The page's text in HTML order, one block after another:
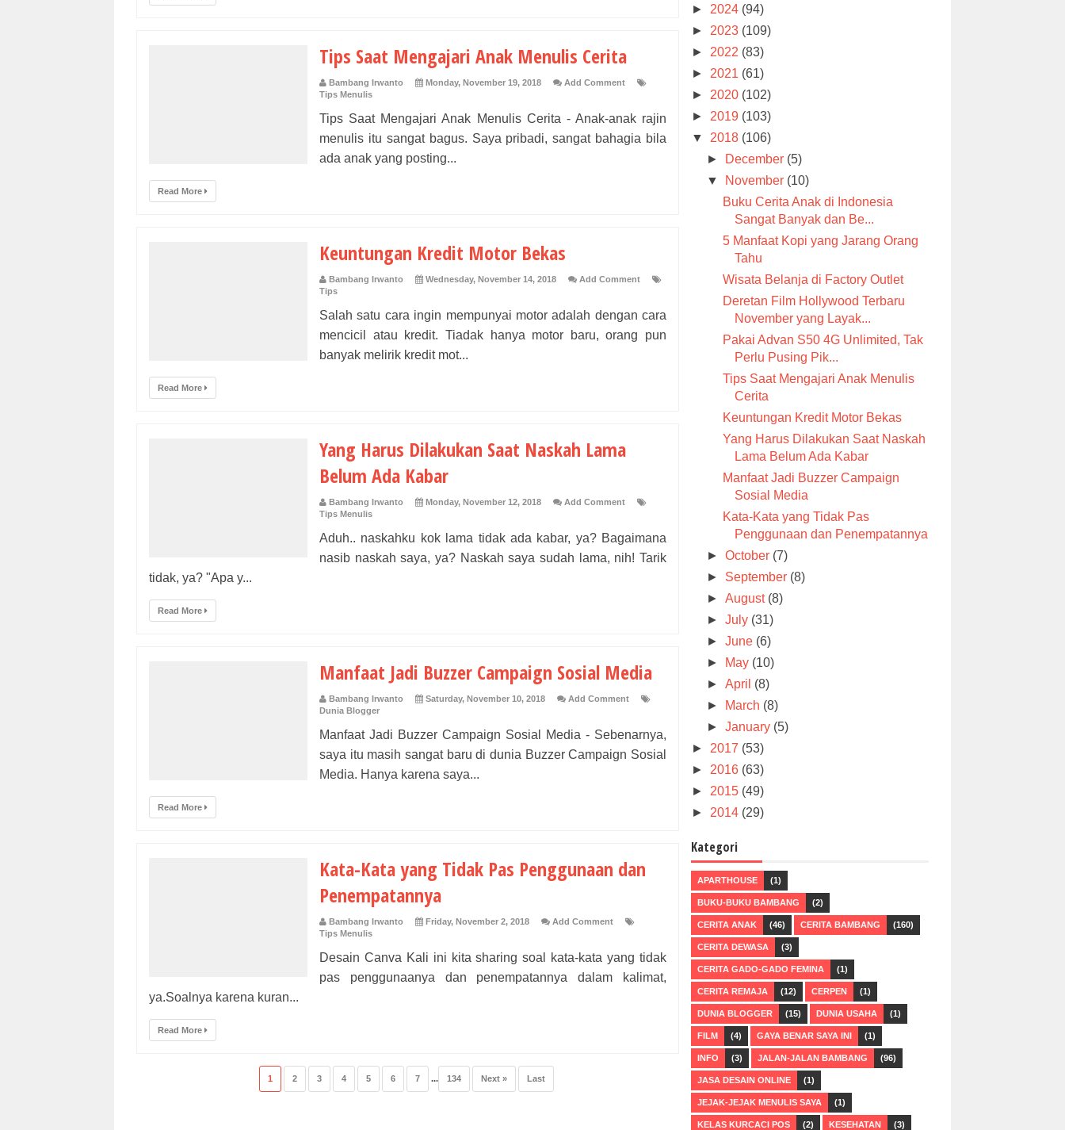
Tips Saat Mengajari Anak Menulis Cerita
Bambang Irwanto Monday, November 19, 2018
Add Comment
Tips Menulis
Tips Saat Mengajari Anak Menulis Cerita - Anak-anak rajin
menulis itu sangat bagus. Saya pribadi, sangat bahagia bila
ada anak yang posting...
Read More
Keuntungan Kredit Motor Bekas
Bambang Irwanto Wednesday, November 14, 2018
Add Comment
Tips
Salah satu cara ingin mempunyai motor adalah dengan cara
mencicil atau kredit. Tiadak hanya motor baru, orang pun
banyak melirik kredit mot...
Read More
Yang Harus Dilakukan Saat Naskah Lama
Belum Ada Kabar
Bambang Irwanto Monday, November 12, 2018
Add Comment
Tips Menulis
Aduh.. naskahku kok lama tidak ada kabar, ya? Bagaimana
nasib naskah saya, ya? Naskah saya sudah lama, nih! Tarik
tidak, ya? "Apa y...
Read More
Manfaat Jadi Buzzer Campaign Sosial Media
Bambang Irwanto Saturday, November 10, 2018
Add Comment
Dunia Blogger
Manfaat Jadi Buzzer Campaign Sosial Media - Sebenarnya,
saya itu masih sangat baru di dunia Buzzer Campaign Sosial
Media. Hanya karena saya...
Read More
Kata-Kata yang Tidak Pas Penggunaan dan
Penempatannya
Bambang Irwanto Friday, November 2, 2018
Add Comment
Tips Menulis
Desain Canva Kali ini kita sharing soal kata-kata yang tidak
pas penggunaanya dan penempatannya dalam kalimat,
ya.Soalnya karena kuran...
Read More
1 2 3 4 5 6 7 ... 134 Next » Last
► 2024 (94)
► 2023 (109)
► 2022 (83)
► 2021 (61)
► 2020 (102)
► 2019 (103)
▼ 2018 (106)
►
December (5)
▼
November (10)
Buku Cerita Anak di Indonesia
Sangat Banyak dan Be...
5 Manfaat Kopi yang Jarang Orang
Tahu
Wisata Belanja di Factory Outlet
Deretan Film Hollywood Terbaru
November yang Layak...
Pakai Advan S50 4G Unlimited, Tak
Perlu Pusing Pik...
Tips Saat Mengajari Anak Menulis
Cerita
Keuntungan Kredit Motor Bekas
Yang Harus Dilakukan Saat Naskah
Lama Belum Ada Kabar
Manfaat Jadi Buzzer Campaign
Sosial Media
Kata-Kata yang Tidak Pas
Penggunaan dan Penempatannya
►October (7)
► September (8)
►August (8)
►July (31)
►June (6)
►
May (10)
►April (8)
►
March (8)
►January (5)
► 2017 (53)
► 2016 (63)
► 2015 (49)
► 2014 (29)
Kategori
APARTHOUSE (1)
BUKU-BUKU BAMBANG (2)
CERITA ANAK (46) CERITA BAMBANG (160)
CERITA DEWASA (3)
CERITA GADO-GADO FEMINA (1)
CERITA REMAJA (12) CERPEN (1)
DUNIA BLOGGER (15) DUNIA USAHA (1)
FILM (4) GAYA BENAR SAYA INI (1)
INFO (3) JALAN-JALAN BAMBANG (96)
JASA DESAIN ONLINE (1)
JEJAK-JEJAK MENULIS SAYA (1)
KELAS KURCACI POS (2) KESEHATAN (3)